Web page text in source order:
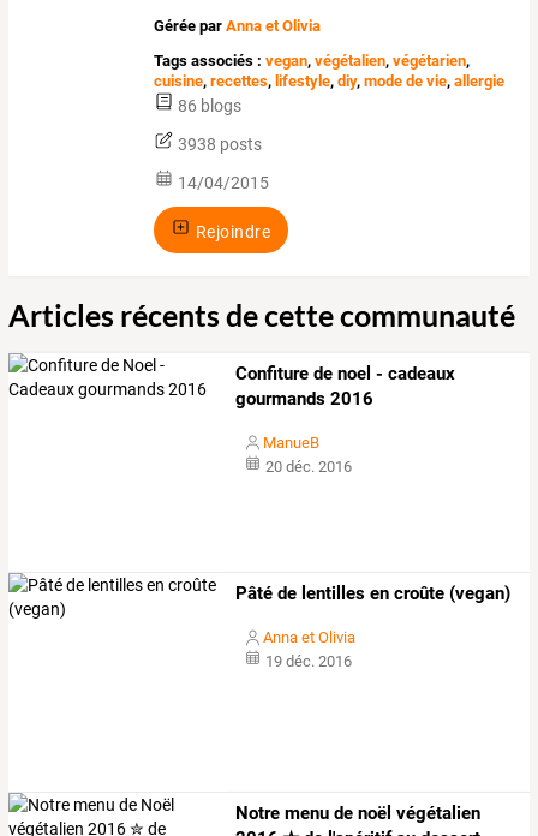
Gérée parAnna et Olivia
Tags associés : vegan,végétalien,végétarien,
cuisine,recettes, lifestyle,diy,mode de vie,allergie
86 blogs
3938 posts
14/04/2015
Rejoindre
Articles récents de cette communauté
Confiture de noel - cadeaux
gourmands 2016
ManueB
20 déc. 2016
Pâté de lentilles en croûte (vegan)
Anna et Olivia
19 déc. 2016
Notre menu de noël végétalien